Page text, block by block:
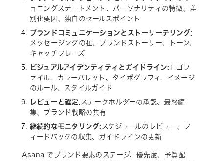
ョニングステートメント、パーソナリティの特徴、差
別化要因、独自のセールスポイント
ブランドコミュニケーションとストーリーテリング:
メッセージングの柱、ブランドストーリー、トーン、
キャッチフレーズ
ビジュアルアイデンティティとガイドライン: ロゴフ
ァイル、カラーパレット、タイポグラフィ、イメージ
のルール、スタイルガイド
レビューと確定: ステークホルダーの承認、最終編
集、ブランド戦略の共有
継続的なモニタリング: スケジュールのレビュー、フ
ィードバックの収集、ガイドラインの更新
Asana でブランド要素のステージ、優先度、予算配